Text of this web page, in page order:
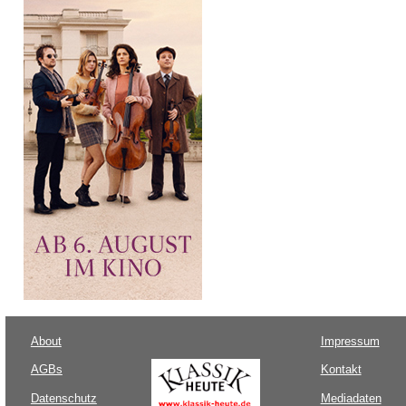
About
AGBs
Datenschutz
Impressum
Kontakt
Mediadaten